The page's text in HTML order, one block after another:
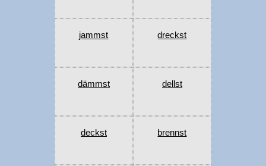
jammst dreckst
dämmst dellst
deckst brennst